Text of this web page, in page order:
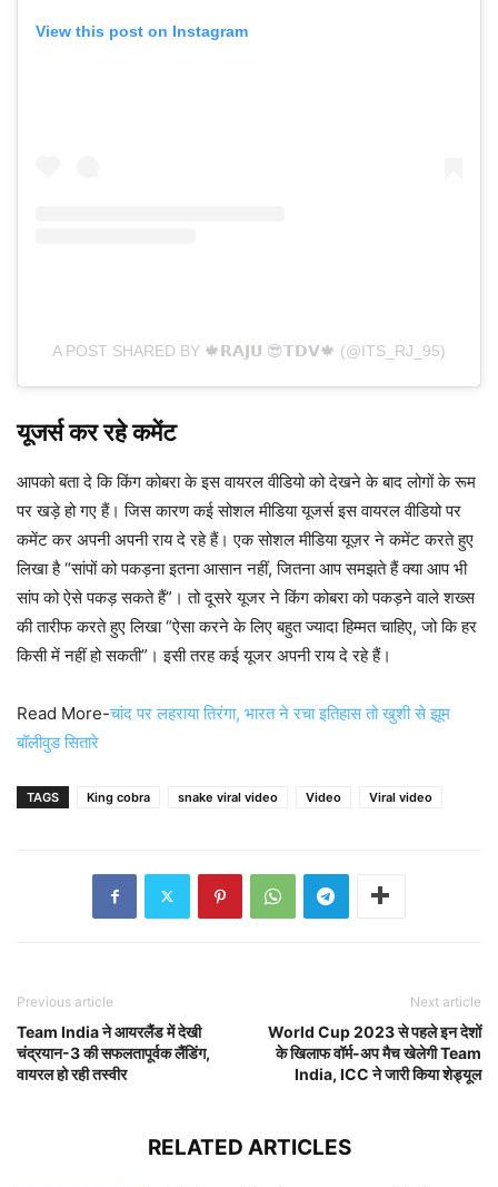
View this post on Instagram
A POST SHARED BY 🍁𝗥𝗔𝗝𝗨 😎𝗧𝗗𝗩🍁 (@ITS_RJ_95)
यूजर्स कर रहे कमेंट
आपको बता दे कि किंग कोबरा के इस वायरल वीडियो को देखने के बाद लोगों के रूम
पर खड़े हो गए हैं। जिस कारण कई सोशल मीडिया यूजर्स इस वायरल वीडियो पर
कमेंट कर अपनी अपनी राय दे रहे हैं। एक सोशल मीडिया यूज़र ने कमेंट करते हुए
लिखा है “सांपों को पकड़ना इतना आसान नहीं, जितना आप समझते हैं क्या आप भी
सांप को ऐसे पकड़ सकते हैं”। तो दूसरे यूजर ने किंग कोबरा को पकड़ने वाले शख्स
की तारीफ करते हुए लिखा “ऐसा करने के लिए बहुत ज्यादा हिम्मत चाहिए, जो कि हर
किसी में नहीं हो सकती”। इसी तरह कई यूजर अपनी राय दे रहे हैं।
Read More-चांद पर लहराया तिरंगा, भारत ने रचा इतिहास तो खुशी से झूम
बॉलीवुड सितारे
TAGS King cobra snake viral video Video Viral video
Previous article
Team India ने आयरलैंड में देखी
चंद्रयान-3 की सफलतापूर्वक लैंडिंग,
वायरल हो रही तस्वीर
Next article
World Cup 2023 से पहले इन देशों
के खिलाफ वॉर्म-अप मैच खेलेगी Team
India, ICC ने जारी किया शेड्यूल
RELATED ARTICLES